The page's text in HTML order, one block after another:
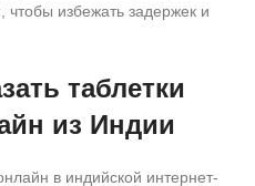
избежать задержек и
таблетки
из Индии
в индийской интернет-